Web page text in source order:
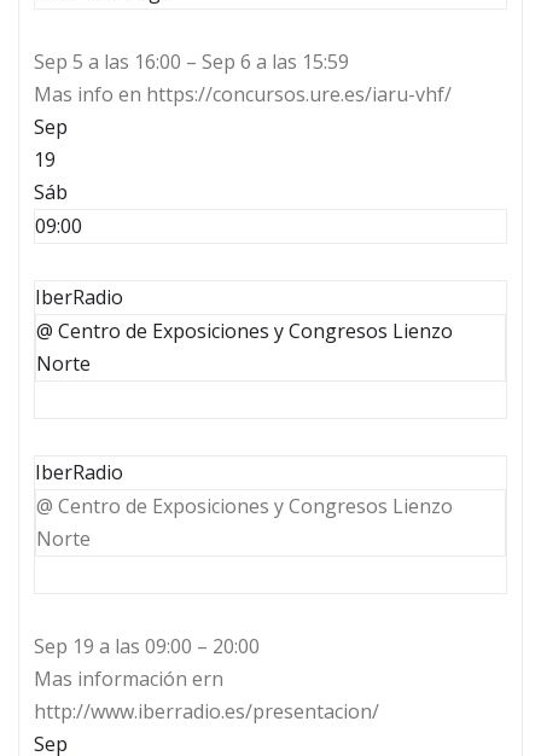
Sep 5 a las 16:00 – Sep 6 a las 15:59
Mas info en https://concursos.ure.es/iaru-vhf/
Sep
19
Sáb
09:00
IberRadio
@ Centro de Exposiciones y Congresos Lienzo
Norte
IberRadio
@ Centro de Exposiciones y Congresos Lienzo
Norte
Sep 19 a las 09:00 – 20:00
Mas información ern
http://www.iberradio.es/presentacion/
Sep